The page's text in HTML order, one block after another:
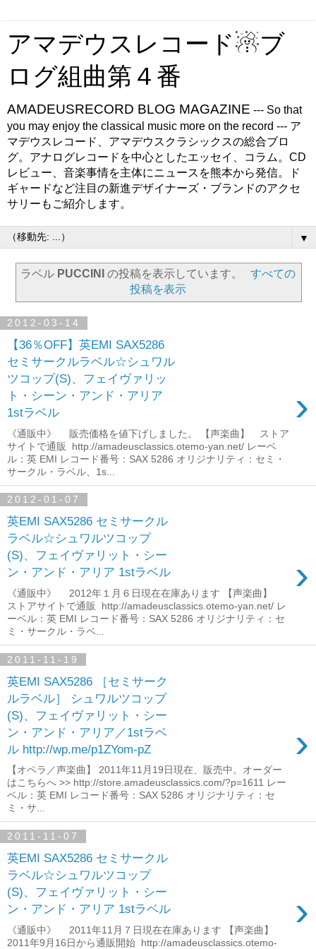
アマデウスレコード☃ブ
ログ組曲第４番
AMADEUSRECORD BLOG MAGAZINE --- So that
you may enjoy the classical music more on the record --- ア
マデウスレコード、アマデウスクラシックスの総合ブロ
グ。アナログレコードを中心としたエッセイ、コラム。CD
レビュー、音楽事情を主体にニュースを熊本から発信。ド
ギャードなど注目の新進デザイナーズ・ブランドのアクセ
サリーもご紹介します。
▼
ラベル PUCCINI の投稿を表示しています。
すべての
投稿を表示
2012-03-14
【36％OFF】英EMI SAX5286
セミサークルラベル☆シュワル
ツコップ(S)、フェイヴァリッ
ト・シーン・アンド・アリア
1stラベル
›
《通販中》 販売価格を値下げしました。 【声楽曲】 ストア
サイトで通販 http://amadeusclassics.otemo-yan.net/ レーベ
ル：英 EMI レコード番号：SAX 5286 オリジナリティ：セミ・
サークル・ラベル、1s...
2012-01-07
英EMI SAX5286 セミサークル
ラベル☆シュワルツコップ
(S)、フェイヴァリット・シー
ン・アンド・アリア 1stラベル
›
《通販中》 2012年１月６日現在在庫あります 【声楽曲】
ストアサイトで通販 http://amadeusclassics.otemo-yan.net/ レ
ーベル：英 EMI レコード番号：SAX 5286 オリジナリティ：セ
ミ・サークル・ラベ...
2011-11-19
英EMI SAX5286 ［セミサーク
ルラベル］ シュワルツコップ
(S)、フェイヴァリット・シー
ン・アンド・アリア／1stラベ
ル http://wp.me/p1ZYom-pZ
›
【オペラ／声楽曲】 2011年11月19日現在、販売中。オーダー
はこちらへ >> http://store.amadeusclassics.com/?p=1611 レー
ベル：英 EMI レコード番号：SAX 5286 オリジナリティ：セ
ミ・サ...
2011-11-07
英EMI SAX5286 セミサークル
ラベル☆シュワルツコップ
(S)、フェイヴァリット・シー
ン・アンド・アリア 1stラベル
›
《通販中》 2011年11月７日現在在庫あります 【声楽曲】
2011年9月16日から通販開始 http://amadeusclassics.otemo-